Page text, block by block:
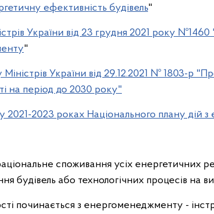
ефективність будівель"
України від 23 грудня 2021 року
"
України від 29.12.2021 № 1803-р
на період до 2030 року"
у 2021-2023 роках Національного плану дій
споживання усіх енергетичних
будівель або технологічних процесів на
починається з енергоменеджменту -